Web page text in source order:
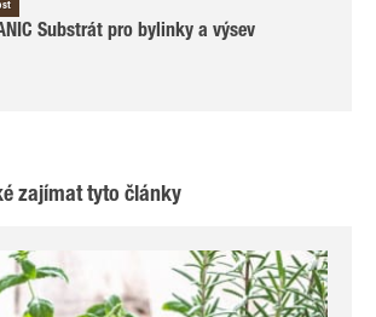
Substrát pro bylinky a výsev
zajímat tyto články